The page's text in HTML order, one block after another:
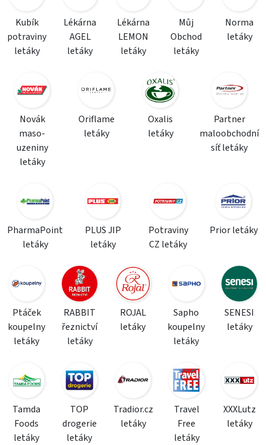
Kubík
potraviny
letáky
Lékárna
AGEL
letáky
Lékárna
LEMON
letáky
Můj
Obchod
letáky
Norma
letáky
Novák
maso-
uzeniny
letáky
Oriflame
letáky
Oxalis
letáky
Partner
maloobchodní
síť letáky
PharmaPoint
letáky
PLUS JIP
letáky
Potraviny
CZ letáky
Prior letáky
Ptáček
koupelny
letáky
RABBIT
řeznictví
letáky
ROJAL
letáky
Sapho
koupelny
letáky
SENESI
letáky
Tamda
Foods
letáky
TOP
drogerie
letáky
Tradior.cz
letáky
Travel
Free
letáky
XXXLutz
letáky